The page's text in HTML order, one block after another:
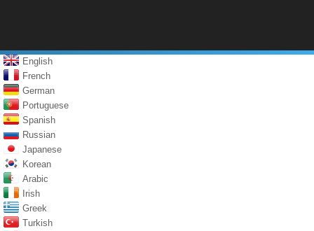
English
French
German
Portuguese
Spanish
Russian
Japanese
Korean
Arabic
Irish
Greek
Turkish